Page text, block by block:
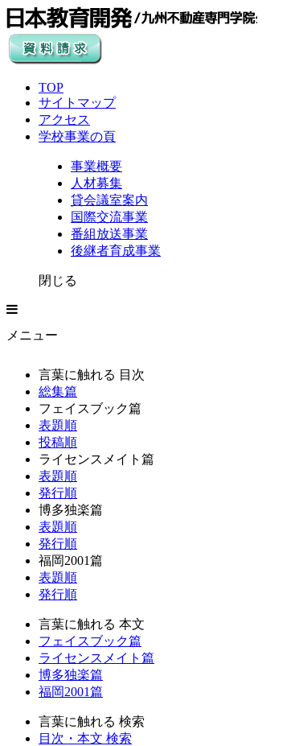
TOP
サイトマップ
アクセス
学校事業の頁
事業概要
人材募集
貸会議室案内
国際交流事業
番組放送事業
後継者育成事業
閉じる
メニュー
言葉に触れる 目次
総集篇
フェイスブック篇
表題順
投稿順
ライセンスメイト篇
表題順
発行順
博多独楽篇
表題順
発行順
福岡2001篇
表題順
発行順
言葉に触れる 本文
フェイスブック篇
ライセンスメイト篇
博多独楽篇
福岡2001篇
言葉に触れる 検索
目次・本文 検索